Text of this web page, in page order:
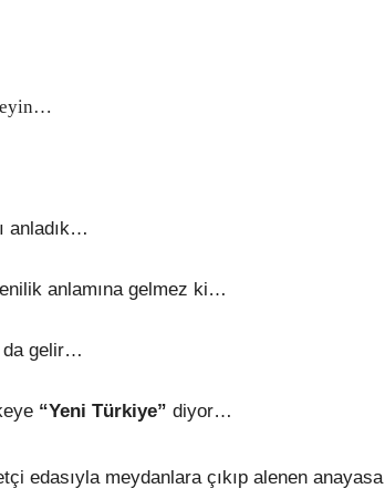
anladık…
anlamına gelmez ki…
da gelir…
“Yeni Türkiye” diyor…
edasıyla meydanlara çıkıp alenen